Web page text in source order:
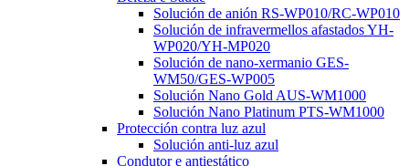
Solución de anión RS-WP010/RC-WP010
Solución de infravermellos afastados YH-
WP020/YH-MP020
Solución de nano-xermanio GES-
WM50/GES-WP005
Solución Nano Gold AUS-WM1000
Solución Nano Platinum PTS-WM1000
Protección contra luz azul
Solución anti-luz azul
Condutor e antiestático